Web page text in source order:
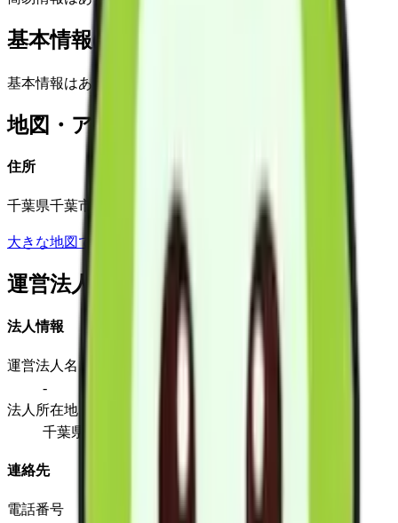
基本情報(詳細)
基本情報はありません
地図・アクセス
住所
千葉県千葉市稲毛区園生町987-19
大きな地図で見る
運営法人
法人情報
運営法人名
-
法人所在地
千葉県千葉市稲毛区園生町987-19
連絡先
電話番号